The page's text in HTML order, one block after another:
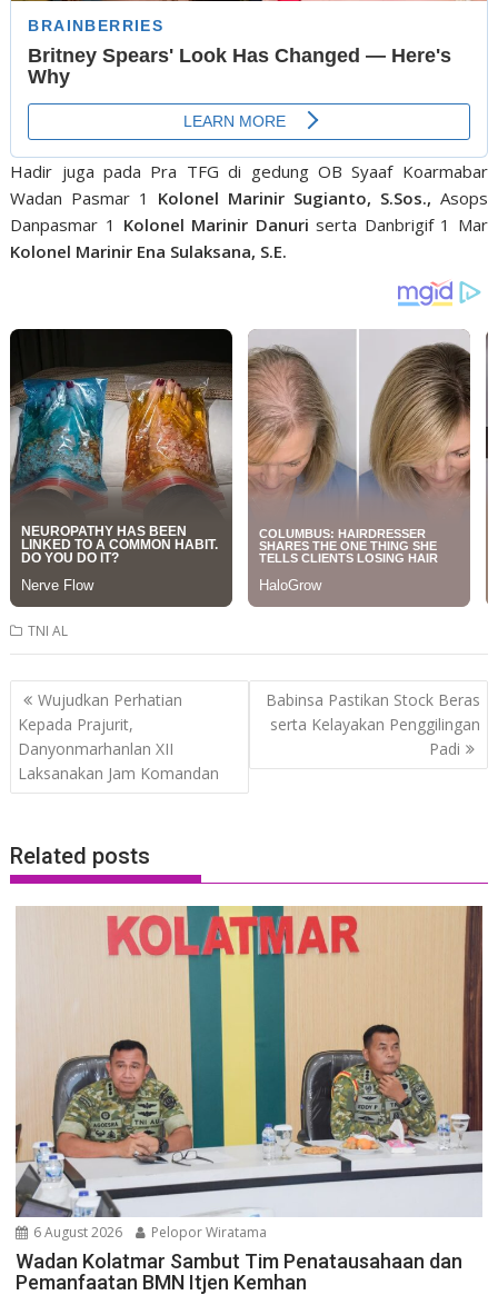
Hadir juga pada Pra TFG di gedung OB Syaaf Koarmabar
Wadan Pasmar 1 Kolonel Marinir Sugianto, S.Sos., Asops
Danpasmar 1 Kolonel Marinir Danuri serta Danbrigif 1 Mar
Kolonel Marinir Ena Sulaksana, S.E.
TNI AL
Post
navigation
Wujudkan Perhatian
Kepada Prajurit,
Danyonmarhanlan XII
Laksanakan Jam Komandan
Babinsa Pastikan Stock Beras
serta Kelayakan Penggilingan
Padi
Related posts
6 August 2026 Pelopor Wiratama
Wadan Kolatmar Sambut Tim Penatausahaan dan
Pemanfaatan BMN Itjen Kemhan